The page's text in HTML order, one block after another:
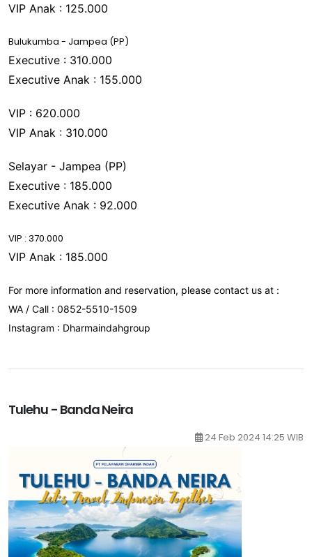
VIP Anak : 125.000
Bulukumba - Jampea (PP)
Executive : 310.000
Executive Anak : 155.000
VIP : 620.000
VIP Anak : 310.000
Selayar - Jampea (PP)
Executive : 185.000
Executive Anak : 92.000
VIP : 370.000
VIP Anak : 185.000
For more information and reservation, please contact us at :
WA / Call : 0852-5510-1509
Instagram : Dharmaindahgroup
Tulehu - Banda Neira
24 Feb 2024 14:25 WIB